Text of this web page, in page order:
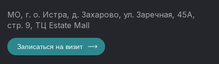
МО, г. о. Истра, д. Захарово, ул. Заречная, 45А,
стр. 9, ТЦ Estate Mall
Записаться на визит